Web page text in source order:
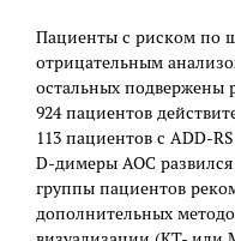
Пациенты с риском по
отрицательным
остальных подвержены
924 пациентов
113 пациентов с ADD-
D-димеры АОС
группы пациентов
дополнительных